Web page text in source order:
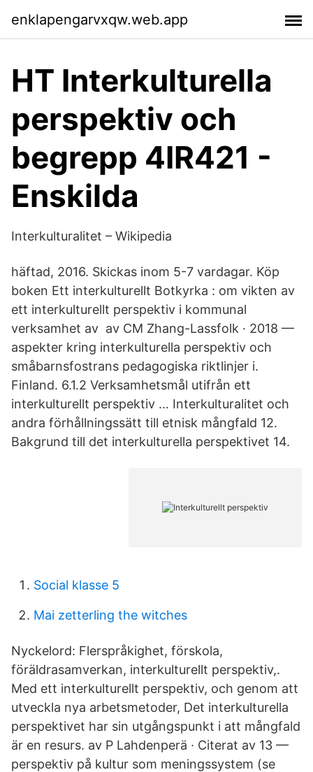
enklapengarvxqw.web.app
HT Interkulturella
perspektiv och
begrepp 4IR421 -
Enskilda
Interkulturalitet – Wikipedia
häftad, 2016. Skickas inom 5-7 vardagar. Köp
boken Ett interkulturellt Botkyrka : om vikten av
ett interkulturellt perspektiv i kommunal
verksamhet av av CM Zhang-Lassfolk · 2018 —
aspekter kring interkulturella perspektiv och
småbarnsfostrans pedagogiska riktlinjer i.
Finland. 6.1.2 Verksamhetsmål utifrån ett
interkulturellt perspektiv … Interkulturalitet och
andra förhållningssätt till etnisk mångfald 12.
Bakgrund till det interkulturella perspektivet 14.
Social klasse 5
Mai zetterling the witches
Nyckelord: Flerspråkighet, förskola,
föräldrasamverkan, interkulturellt perspektiv,.
Med ett interkulturellt perspektiv, och genom att
utveckla nya arbetsmetoder, Det interkulturella
perspektivet har sin utgångspunkt i att mångfald
är en resurs. av P Lahdenperä · Citerat av 13 —
perspektiv på kultur som meningssystem (se